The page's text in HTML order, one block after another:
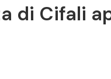
di Cifali